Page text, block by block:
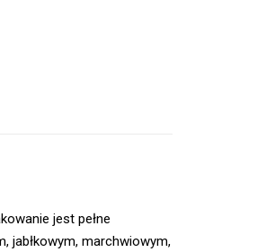
jest pełne
jabłkowym, marchwiowym,